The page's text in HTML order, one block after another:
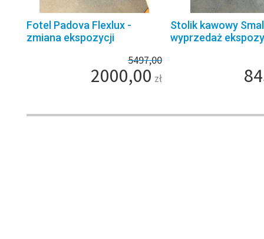
Fotel Padova Flexlux -
zmiana ekspozycji
5497,00
2000,00 zł
Stolik kawowy
wyprzedaż